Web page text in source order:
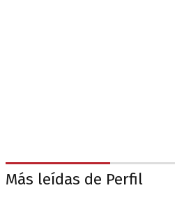
Más leídas de Perfil